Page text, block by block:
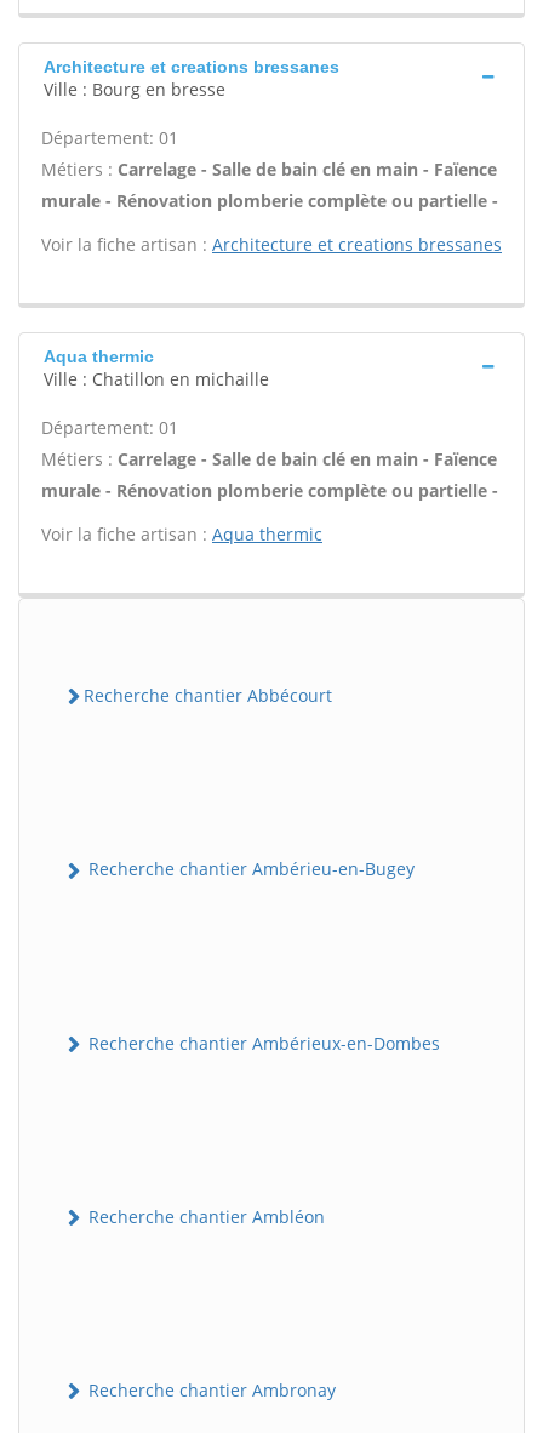
Architecture et creations bressanes
Ville : Bourg en bresse
Département: 01
Métiers : Carrelage - Salle de bain clé en main - Faïence
murale - Rénovation plomberie complète ou partielle -
Voir la fiche artisan : Architecture et creations bressanes
Aqua thermic
Ville : Chatillon en michaille
Département: 01
Métiers : Carrelage - Salle de bain clé en main - Faïence
murale - Rénovation plomberie complète ou partielle -
Voir la fiche artisan : Aqua thermic
Recherche chantier Abbécourt
Recherche chantier Ambérieu-en-Bugey
Recherche chantier Ambérieux-en-Dombes
Recherche chantier Ambléon
Recherche chantier Ambronay